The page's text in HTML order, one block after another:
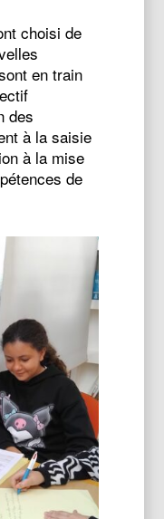
choisi de
en train
des
à la saisie
à la mise
de